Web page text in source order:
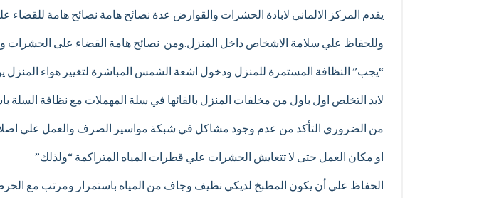
يقدم المركز الالماني لابادة الحشرات والقوارض عدة نصائح هامة نصائح هامة
وللحفاظ علي سلامة الاشخاص داخل المنزل.ومن نصائح هامة القضاء على الحشرات
“يجب” النظافة المستمرة للمنزل ودخول اشعة الشمس المباشرة لتغيير هواء
لابد التخلص اول باول من مخلفات المنزل بالقائها في سلة المهملات مع نظافة
من الضروري التأكد من عدم وجود مشاكل في شبكة مواسير الصرف والعمل علي
او مكان العمل حتى لا تتعايش الحشرات علي قطرات المياه المتراكمة “ولذلك”
الحفاظ علي أن يكون المطبخ لديكي نظيف وجاف من المياه باستمرار ومرتب مع